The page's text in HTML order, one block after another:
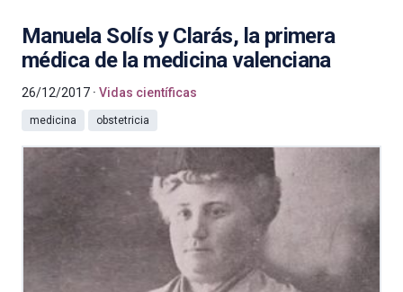
Manuela Solís y Clarás, la primera
médica de la medicina valenciana
26/12/2017 Vidas científicas
medicina obstetricia